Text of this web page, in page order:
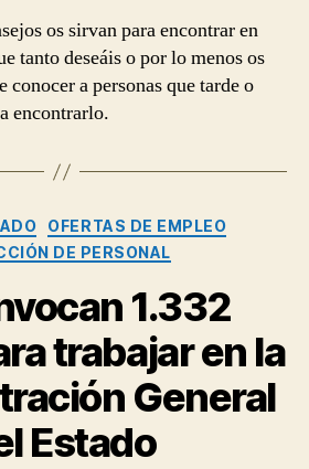
os sirvan para encontrar en
tanto deseáis o por lo menos os
conocer a personas que tarde o
encontrarlo.
Categorías
OFERTAS DE EMPLEO
DE PERSONAL
1.332
trabajar en la
General
Estado